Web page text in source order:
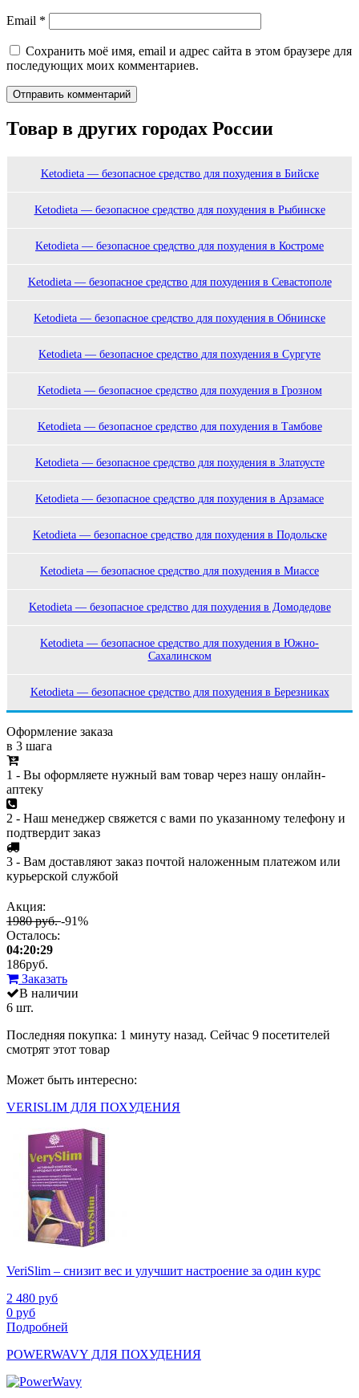
Email *
Сохранить моё имя, email и адрес сайта в этом браузере для
последующих моих комментариев.
Товар в других городах России
Ketodieta — безопасное средство для похудения в Бийске
Ketodieta — безопасное средство для похудения в Рыбинске
Ketodieta — безопасное средство для похудения в Костроме
Ketodieta — безопасное средство для похудения в Севастополе
Ketodieta — безопасное средство для похудения в Обнинске
Ketodieta — безопасное средство для похудения в Сургуте
Ketodieta — безопасное средство для похудения в Грозном
Ketodieta — безопасное средство для похудения в Тамбове
Ketodieta — безопасное средство для похудения в Златоусте
Ketodieta — безопасное средство для похудения в Арзамасе
Ketodieta — безопасное средство для похудения в Подольске
Ketodieta — безопасное средство для похудения в Миассе
Ketodieta — безопасное средство для похудения в Домодедове
Ketodieta — безопасное средство для похудения в Южно-
Сахалинском
Ketodieta — безопасное средство для похудения в Березниках
Оформление заказа
в 3 шага
1 - Вы оформляете нужный вам товар через нашу онлайн-
аптеку
2 - Наш менеджер свяжется с вами по указанному телефону и
подтвердит заказ
3 - Вам доставляют заказ почтой наложенным платежом или
курьерской службой
Акция:
1980 руб.-91%
Осталось:
04:20:29
186руб.
Заказать
В наличии
6 шт.
Последняя покупка: 1 минуту назад. Сейчас 9 посетителей
смотрят этот товар
Может быть интересно:
VERISLIM ДЛЯ ПОХУДЕНИЯ
VeriSlim – снизит вес и улучшит настроение за один курс
2 480 руб
0 руб
Подробней
POWERWAVY ДЛЯ ПОХУДЕНИЯ